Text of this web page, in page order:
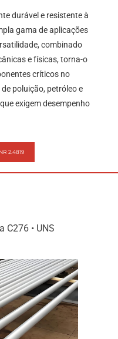
durável e resistente à
gama de aplicações
combinado
e físicas, torna-o
críticos no
poluição, petróleo e
exigem desempenho
2.4819
C276 • UNS